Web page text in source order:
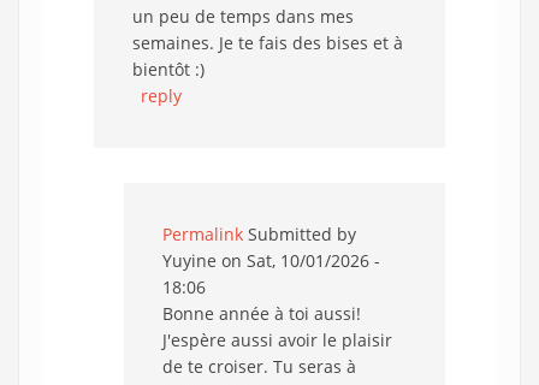
un peu de temps dans mes
semaines. Je te fais des bises et à
bientôt :)
reply
Permalink Submitted by
Yuyine on Sat, 10/01/2026 -
18:06
Bonne année à toi aussi!
J'espère aussi avoir le plaisir
de te croiser. Tu seras à